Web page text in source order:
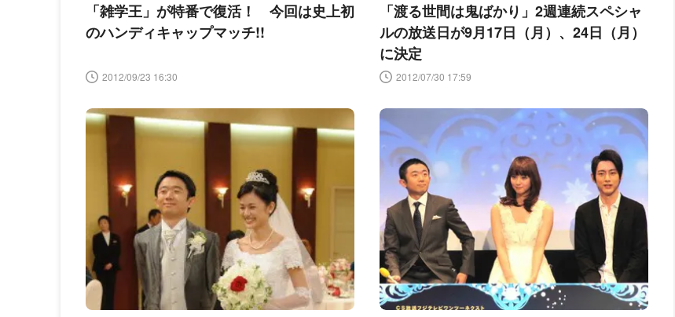
「雑学王」が特番で復活！ 今回は史上初
のハンディキャップマッチ!!
2012/09/23 16:30
「渡る世間は鬼ばかり」2週連続スペシャ
ルの放送日が9月17日（月）、24日（月）
に決定
2012/07/30 17:59